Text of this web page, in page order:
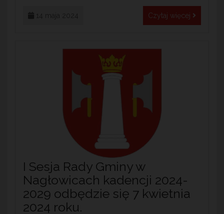
Czytaj więcej
I Sesja Rady Gminy w
Nagłowicach kadencji 2024-
2029 odbędzie się 7 kwietnia
2024 roku.